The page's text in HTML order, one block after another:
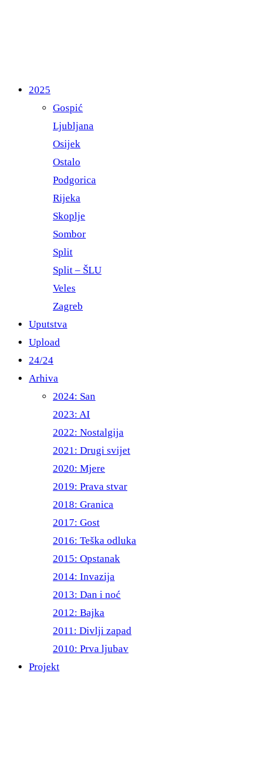
2025
Gospić
Ljubljana
Osijek
Ostalo
Podgorica
Rijeka
Skoplje
Sombor
Split
Split – ŠLU
Veles
Zagreb
Uputstva
Upload
24/24
Arhiva
2024: San
2023: AI
2022: Nostalgija
2021: Drugi svijet
2020: Mjere
2019: Prava stvar
2018: Granica
2017: Gost
2016: Teška odluka
2015: Opstanak
2014: Invazija
2013: Dan i noć
2012: Bajka
2011: Divlji zapad
2010: Prva ljubav
Projekt